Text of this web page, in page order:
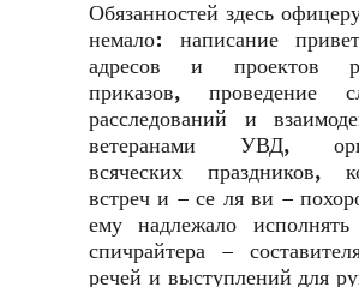
Обязанностей здесь
немало: написание
адресов и проектов
приказов, проведение
расследований и
ветеранами УВД,
всяческих праздников,
встреч и – се ля ви –
ему надлежало
спичрайтера –
речей и выступлений для